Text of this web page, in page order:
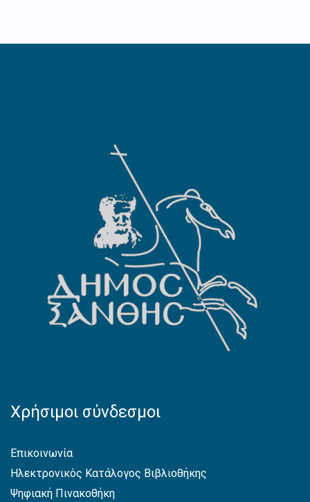
Χρήσιμοι σύνδεσμοι
Επικοινωνία
Ηλεκτρονικός Κατάλογος Βιβλιοθήκης
Ψηφιακή Πινακοθήκη